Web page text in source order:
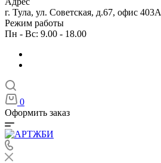
г. Тула, ул. Советская, д.67, офис 403А
Режим работы
Пн - Вс: 9.00 - 18.00
0
Оформить заказ